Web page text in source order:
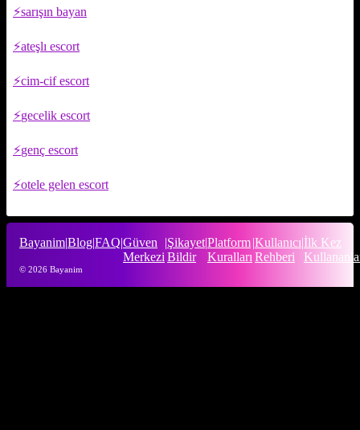
sarışın bayan
ateşlı escort
cim-cif escort
gecelik escort
genç escort
otele gelen escort
Bayanim|Blog|FAQ|Güven
Merkezi
|Şikayet
Bildir
|Platform
Kuralları
|Kullanıcı
Rehberi
|İlk Kez
© 2026 Bayanim